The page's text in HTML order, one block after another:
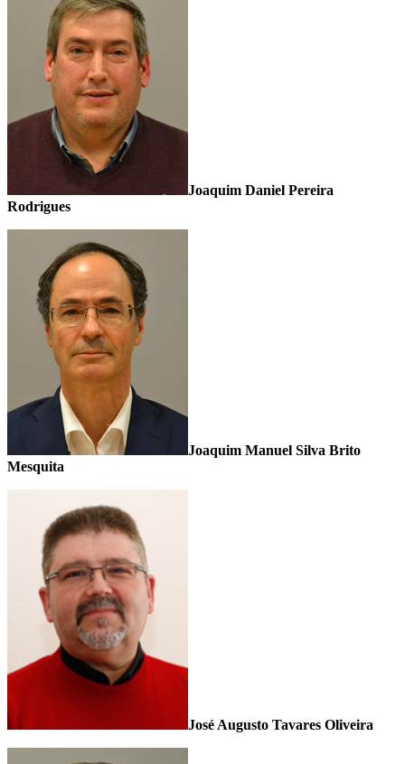
Joaquim Daniel Pereira
Rodrigues
Joaquim Manuel Silva Brito
Mesquita
José Augusto Tavares Oliveira